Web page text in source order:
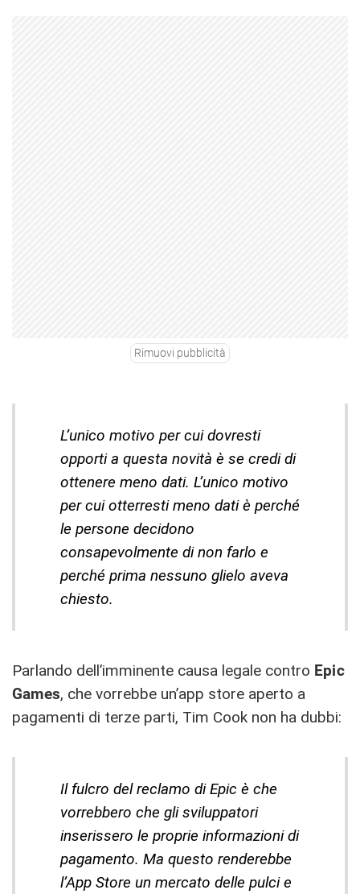
Rimuovi pubblicità
L’unico motivo per cui dovresti
opporti a questa novità è se credi di
ottenere meno dati. L’unico motivo
per cui otterresti meno dati è perché
le persone decidono
consapevolmente di non farlo e
perché prima nessuno glielo aveva
chiesto.
Parlando dell’imminente causa legale contro Epic
Games, che vorrebbe un’app store aperto a
pagamenti di terze parti, Tim Cook non ha dubbi:
Il fulcro del reclamo di Epic è che
vorrebbero che gli sviluppatori
inserissero le proprie informazioni di
pagamento. Ma questo renderebbe
l’App Store un mercato delle pulci e